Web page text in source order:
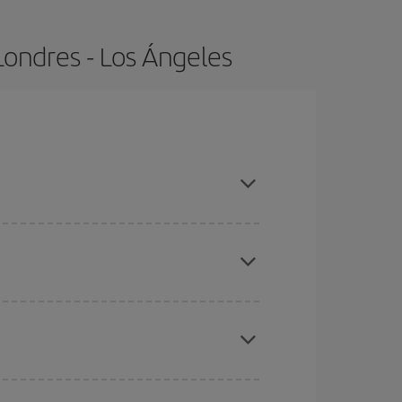
- Los Ángeles